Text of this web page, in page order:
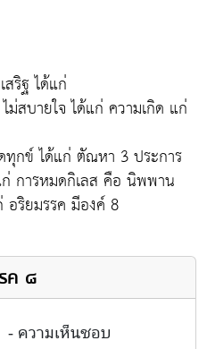
ริฐ ได้แก่
สบายใจ ได้แก่ ความเกิด แก่
กข์ ได้แก่ ตัณหา 3 ประการ
การหมดกิเลส คือ นิพพาน
ริยมรรค มีองค์ 8
ค ๘
- ความเห็นชอบ